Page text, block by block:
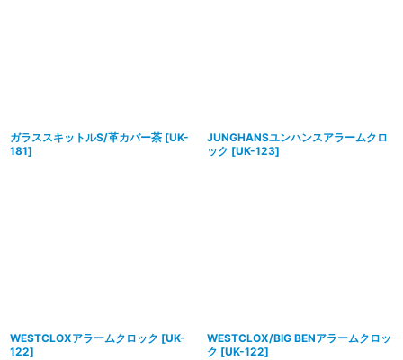
ガラススキットルS/革カバー茶 [UK-
181]
JUNGHANSユンハンスアラームクロ
ック [UK-123]
WESTCLOXアラームクロック [UK-
122]
WESTCLOX/BIG BENアラームクロッ
ク [UK-122]